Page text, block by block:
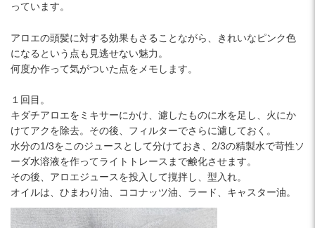
っています。
アロエの頭髪に対する効果もさることながら、きれいなピンク色
になるという点も見逃せない魅力。
何度か作って気がついた点をメモします。
１回目。
キダチアロエをミキサーにかけ、濾したものに水を足し、火にか
けてアクを除去。その後、フィルターでさらに濾しておく。
水分の1/3をこのジュースとして分けておき、2/3の精製水で苛性ソ
ーダ水溶液を作ってライトトレースまで鹸化させます。
その後、アロエジュースを投入して撹拌し、型入れ。
オイルは、ひまわり油、ココナッツ油、ラード、キャスター油。